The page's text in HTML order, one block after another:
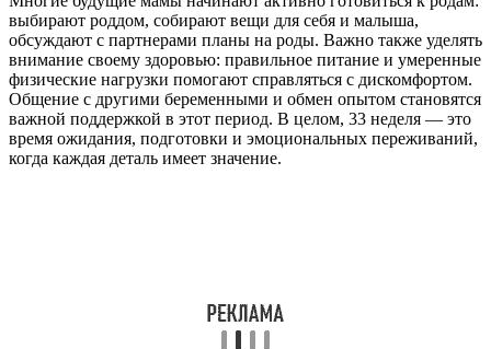
выбирают роддом, собирают вещи для себя и малыша,
обсуждают с партнерами планы на роды. Важно также уделять
внимание своему здоровью: правильное питание и умеренные
физические нагрузки помогают справляться с дискомфортом.
Общение с другими беременными и обмен опытом становятся
важной поддержкой в этот период. В целом, 33 неделя — это
время ожидания, подготовки и эмоциональных переживаний,
когда каждая деталь имеет значение.